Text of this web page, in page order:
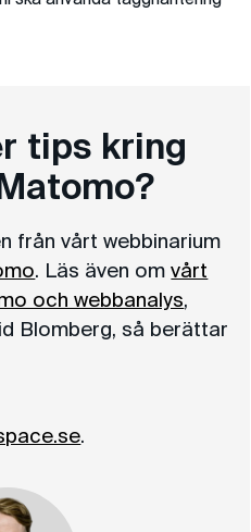
tips kring
från vårt webbinarium
. Läs även omvårt
och webbanalys,
Blomberg, så berättar
.